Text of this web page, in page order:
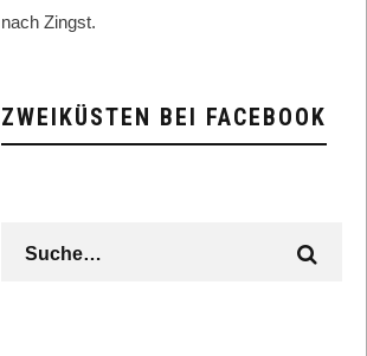
nach Zingst.
ZWEIKÜSTEN BEI FACEBOOK